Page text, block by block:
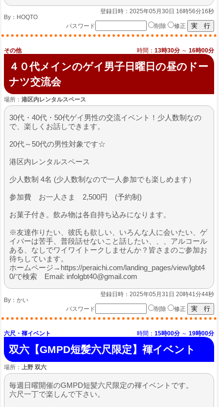
登録日時：2025年05月30日 16時56分16秒
By： HOQTO
パスワード
削除 修正
その他 時間： 13時30分 ～ 16時00分
４０代メインのゲイ男子日曜日の昼のドー
ナツ交流会
場所： 港区内レンタルスペース
30代・40代・50代ゲイ男性の交流イベント！少人数制なの
で、楽しくお話しできます。
20代～50代の男性対象です☆
港区内レンタルスペース
少人数制 4名 (少人数制なので一人参加でも楽しめます）
参加費 お一人さま 2,500円 (予約制)
お菓子付き。飲み物は各自持ち込みになります。
※友達作りたい、彼氏も欲しい、いろんな人に会いたい、ゲ
イバーは苦手、普段話せないこと話したい、、、アルコール
ある、なしでワイワイトークしませんか？皆さまのご参加お
待ちしています。
ホームページ→https://peraichi.com/landing_pages/view/lgbt4
0/で検索 Email: infolgbt40@gmail.com
登録日時：2025年05月31日 20時41分44秒
By： かい
パスワード
削除 修正
六尺・褌イベント 時間： 15時00分 ～ 19時00分
双六【GMPD短髪六尺限定】褌イベント
場所： 上野 双六
毎週日曜開催のGMPD短髪六尺限定の褌イベントです。
六尺一丁で楽しんで下さい。